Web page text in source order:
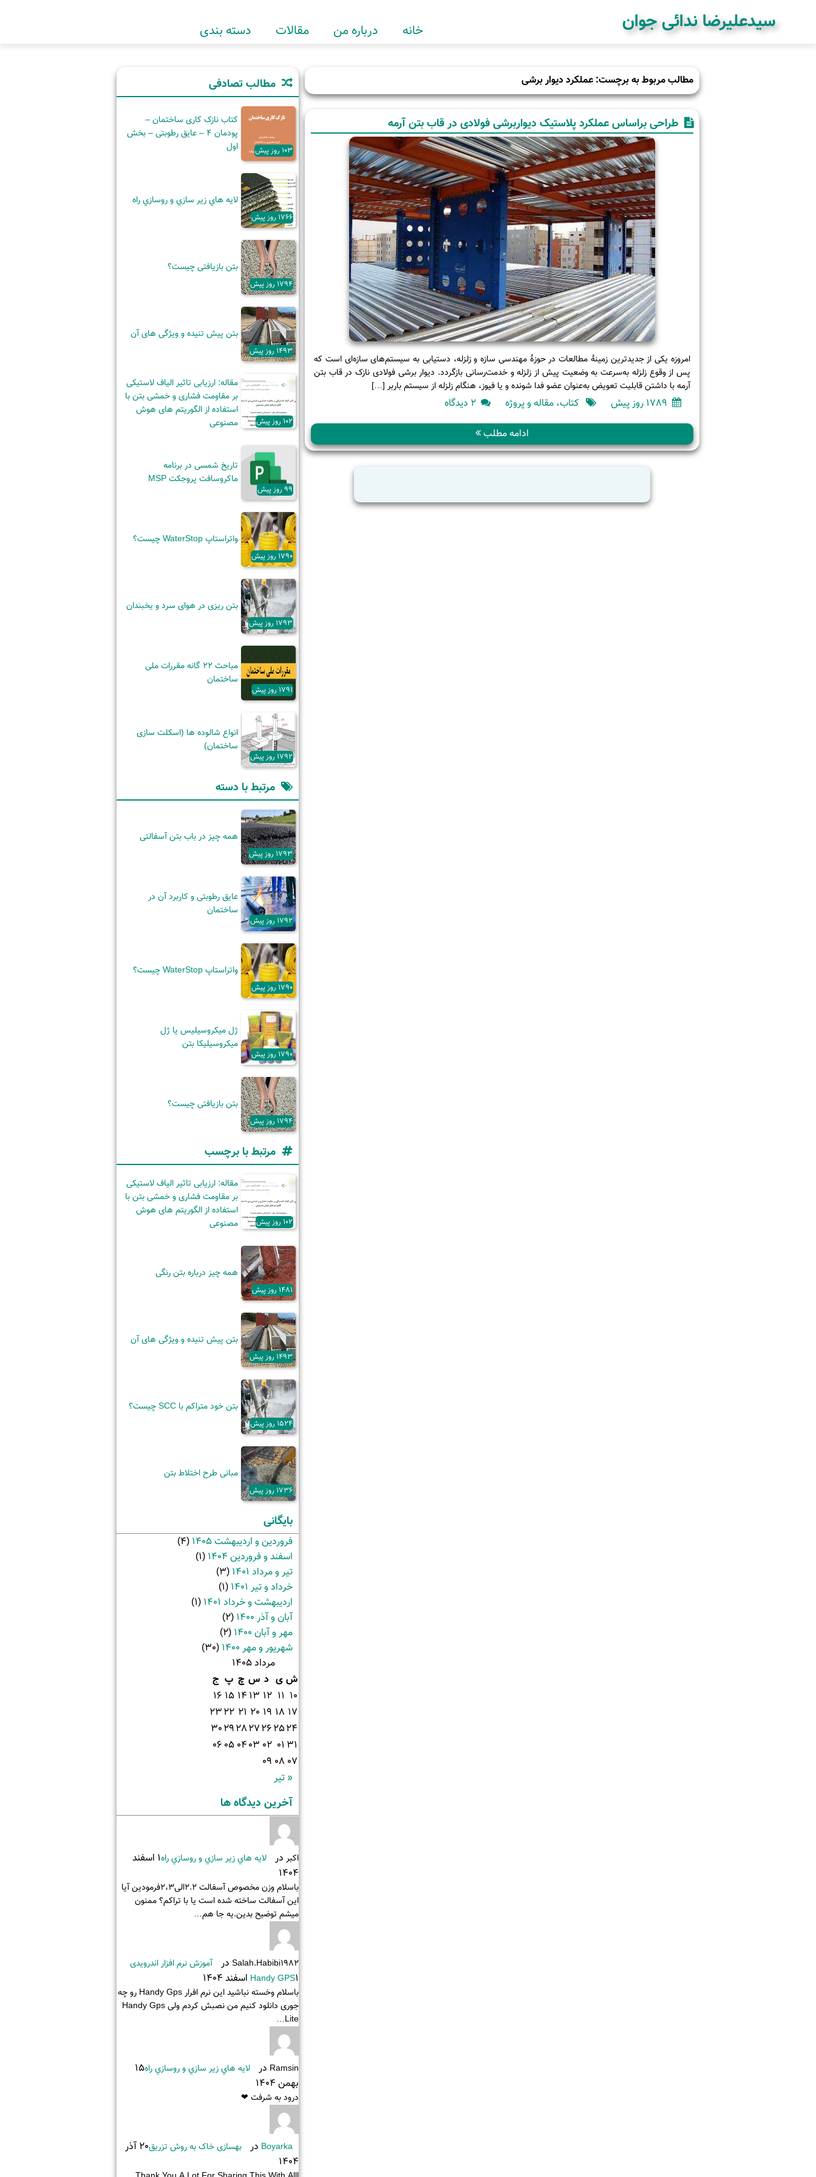
سیدعلیرضا ندائی جوان خانه درباره من مقالات دسته بندی
مطالب مربوط به برچست: عملکرد دیوار برشی
طراحی براساس عملکرد پلاستیک دیواربرشی فولادی در قاب بتن آرمه
امروزه یکی از جدیدترین زمینۀ مطالعات در حوزۀ مهندسی سازه و زلزله، دستیابی به سیستم‌های سازه‌ای است که
پس از وقوع زلزله به‌سرعت به وضعیت پیش از زلزله و خدمت‌رسانی بازگردد. دیوار برشی فولادی نازک در قاب بتن
آرمه با داشتن قابلیت تعویض به‌عنوان عضو فدا شونده و یا فیوز، هنگام زلزله از سیستم باربر […]
1789 روز پیش کتاب، مقاله و پروژه 2 دیدگاه
برای
عملکرد
در
ادامه مطلب
مطالب تصادفی
103 روز پیش
کتاب نازک کاری ساختمان –
پودمان 4 – عایق رطوبتی – بخش
اول
1766 روز پیش
لايه هاي زير سازي و روسازي راه
1794 روز پیش
بتن بازیافتی چیست؟
1493 روز پیش
بتن پیش تنیده و ویژگی‌ های آن
102 روز پیش
مقاله: ارزیابی تاثیر الیاف لاستیکی
بر مقاومت فشاری و خمشی بتن با
استفاده از الگوریتم های هوش
مصنوعی
99 روز پیش
تاریخ شمسی در برنامه
ماکروسافت پروجکت MSP
1790 روز پیش
واتراستاپ WaterStop چیست؟
1793 روز پیش
بتن ریزی در هوای سرد و یخبندان
1791 روز پیش
مباحث 22 گانه مقررات ملی
ساختمان
1792 روز پیش
انواع شالوده ها (اسکلت سازی
ساختمان)
مرتبط با دسته
1793 روز پیش
همه چیز در باب بتن آسفالتی
1792 روز پیش
عایق رطوبتی و کاربرد آن‌ در
ساختمان
1790 روز پیش
واتراستاپ WaterStop چیست؟
1790 روز پیش
ژل میکروسیلیس یا ژل
میکروسیلیکا بتن
1794 روز پیش
بتن بازیافتی چیست؟
مرتبط با برچسب
102 روز پیش
مقاله: ارزیابی تاثیر الیاف لاستیکی
بر مقاومت فشاری و خمشی بتن با
استفاده از الگوریتم های هوش
مصنوعی
1481 روز پیش
همه چیز درباره بتن رنگی
1493 روز پیش
بتن پیش تنیده و ویژگی‌ های آن
1524 روز پیش
بتن خود متراکم با SCC چیست؟
1736 روز پیش
مبانی طرح اختلاط بتن
بایگانی
فروردین و اردیبهشت 1405
(4)
اسفند و فروردین 1404
(1)
تیر و مرداد 1401
(3)
خرداد و تیر 1401
(1)
اردیبهشت و خرداد 1401
(1)
آبان و آذر 1400
(2)
مهر و آبان 1400
(2)
شهریور و مهر 1400
(30)
مرداد 1405
ش ی د س چ پ ج
10
11
12
13
14
15
16
17
18
19
20
21
22
23
24
25
26
27
28
29
30
31
01
02
03
04
05
06
07
08
09
« تیر
آخرین دیدگاه ها
اکبر در لايه هاي زير سازي و روسازي راه 1 اسفند
1404
باسلام وزن مخصوص آسفالت 2.2الی2،3فرمودین آیا
این آسفالت ساخته شده است یا با تراکم؟ ممنون
میشم توضیح بدین.یه جا هم…
Salah.habibi1982 در
آموزش نرم افزار اندرویدی
Handy GPS1 اسفند 1404
باسلام وخسته نباشید این نرم افرار Handy Gps رو چه
جوری دانلود کنیم من نصبش کردم ولی Handy Gps
Lite…
Ramsin در لايه هاي زير سازي و روسازي راه15
بهمن 1404
درود به شرفت ❤
Boyarka در بهسازی خاک به روش تزریق
20 آذر
1404